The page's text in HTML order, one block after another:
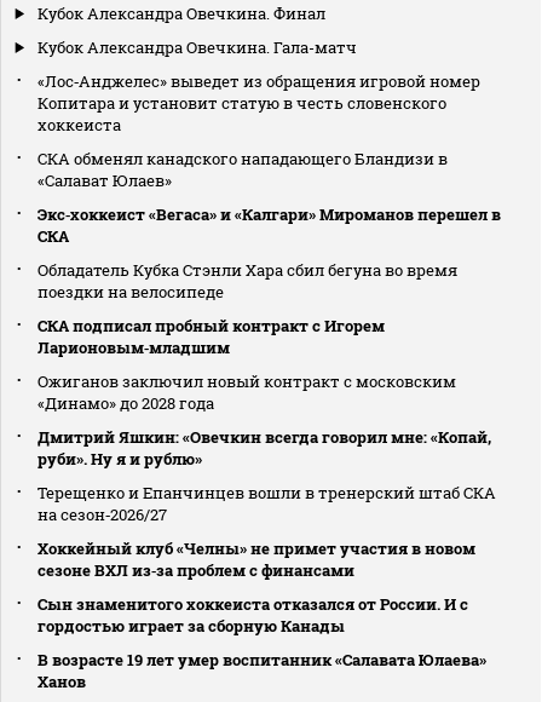
Кубок Александра Овечкина. Финал
Кубок Александра Овечкина. Гала-матч
«Лос‑Анджелес» выведет из обращения игровой номер
Копитара и установит статую в честь словенского
хоккеиста
СКА обменял канадского нападающего Бландизи в
«Салават Юлаев»
Экс‑хоккеист «Вегаса» и «Калгари» Мироманов перешел в
СКА
Обладатель Кубка Стэнли Хара сбил бегуна во время
поездки на велосипеде
СКА подписал пробный контракт с Игорем
Ларионовым‑младшим
Ожиганов заключил новый контракт с московским
«Динамо» до 2028 года
Дмитрий Яшкин: «Овечкин всегда говорил мне: «Копай,
руби». Ну я и рублю»
Терещенко и Епанчинцев вошли в тренерский штаб СКА
на сезон‑2026/27
Хоккейный клуб «Челны» не примет участия в новом
сезоне ВХЛ из‑за проблем с финансами
Сын знаменитого хоккеиста отказался от России. И с
гордостью играет за сборную Канады
В возрасте 19 лет умер воспитанник «Салавата Юлаева»
Ханов